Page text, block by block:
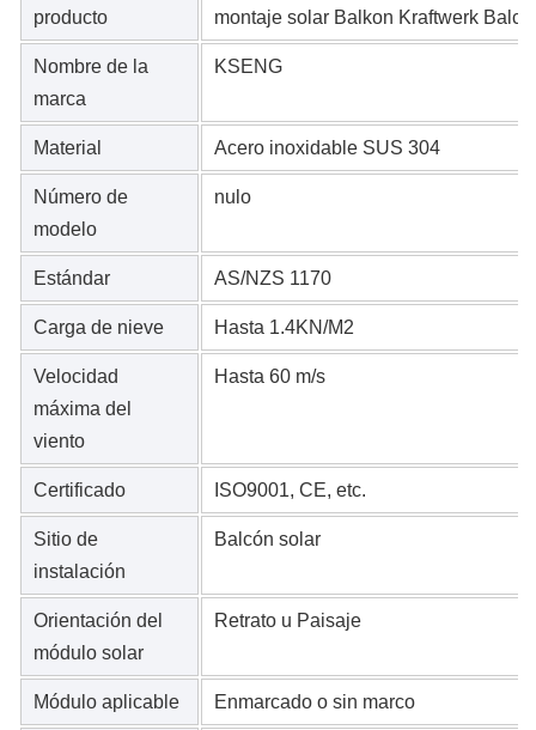
producto
montaje solar Balkon Kraftwerk
Nombre de la
marca
KSENG
Material Acero inoxidable SUS 304
Número de
modelo
nulo
Estándar AS/NZS 1170
Carga de nieve Hasta 1.4KN/M2
Velocidad
máxima del
viento
Hasta 60 m/s
Certificado ISO9001, CE, etc.
Sitio de
instalación
Balcón solar
Orientación del
módulo solar
Retrato u Paisaje
Módulo aplicable Enmarcado o sin marco